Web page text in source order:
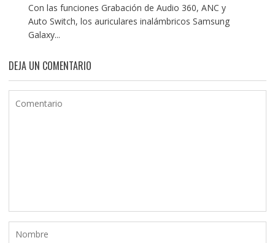
Con las funciones Grabación de Audio 360, ANC y
Auto Switch, los auriculares inalámbricos Samsung
Galaxy...
DEJA UN COMENTARIO